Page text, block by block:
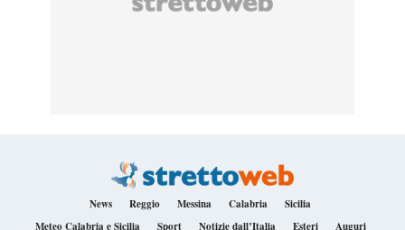
News Reggio Messina Calabria
Sicilia
Meteo Calabria e Sicilia
Sport Notizie dall’Italia Esteri Auguri